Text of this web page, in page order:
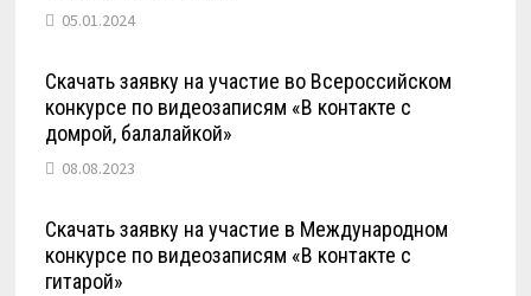
05.01.2024
Скачать заявку на участие во Всероссийском
конкурсе по видеозаписям «В контакте с
домрой, балалайкой»
08.08.2023
Скачать заявку на участие в Международном
конкурсе по видеозаписям «В контакте с
гитарой»